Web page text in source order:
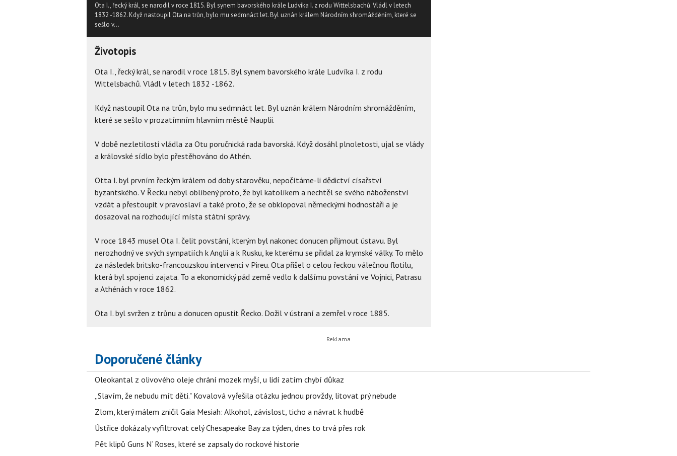
Ota I., řecký král, se narodil v roce 1815. Byl synem bavorského krále Ludvíka I. z rodu Wittelsbachů. Vládl v letech
1832 -1862. Když nastoupil Ota na trůn, bylo mu sedmnáct let. Byl uznán králem Národním shromážděním, které se
sešlo v...
Životopis
Ota I., řecký král, se narodil v roce 1815. Byl synem bavorského krále Ludvíka I. z rodu
Wittelsbachů. Vládl v letech 1832 -1862.
Když nastoupil Ota na trůn, bylo mu sedmnáct let. Byl uznán králem Národním shromážděním,
které se sešlo v prozatímním hlavním městě Nauplii.
V době nezletilosti vládla za Otu poručnická rada bavorská. Když dosáhl plnoletosti, ujal se vlády
a královské sídlo bylo přestěhováno do Athén.
Otta I. byl prvním řeckým králem od doby starověku, nepočítáme-li dědictví císařství
byzantského. V Řecku nebyl oblíbený proto, že byl katolíkem a nechtěl se svého náboženství
vzdát a přestoupit v pravoslaví a také proto, že se obklopoval německými hodnostáři a je
dosazoval na rozhodující místa státní správy.
V roce 1843 musel Ota I. čelit povstání, kterým byl nakonec donucen přijmout ústavu. Byl
nerozhodný ve svých sympatiích k Anglii a k Rusku, ke kterému se přidal za krymské války. To mělo
za následek britsko-francouzskou intervenci v Pireu. Ota přišel o celou řeckou válečnou flotilu,
která byl spojenci zajata. To a ekonomický pád země vedlo k dalšímu povstání ve Vojnici, Patrasu
a Athénách v roce 1862.
Ota I. byl svržen z trůnu a donucen opustit Řecko. Dožil v ústraní a zemřel v roce 1885.
Doporučené články
Oleokantal z olivového oleje chrání mozek myší, u lidí zatím chybí důkaz
„Slavím, že nebudu mít děti." Kovalová vyřešila otázku jednou provždy, litovat prý nebude
Zlom, který málem zničil Gaia Mesiah: Alkohol, závislost, ticho a návrat k hudbě
Ústřice dokázaly vyfiltrovat celý Chesapeake Bay za týden, dnes to trvá přes rok
Pět klipů Guns N‘ Roses, které se zapsaly do rockové historie